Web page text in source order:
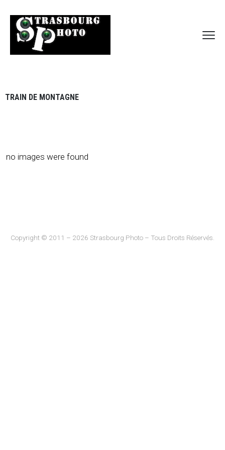
TRAIN DE MONTAGNE
no images were found
Copyright © 2011 – 2026 Strasbourg Photo – Tous Droits Réservés.